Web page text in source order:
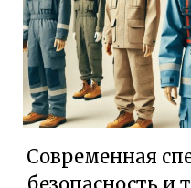
Современная